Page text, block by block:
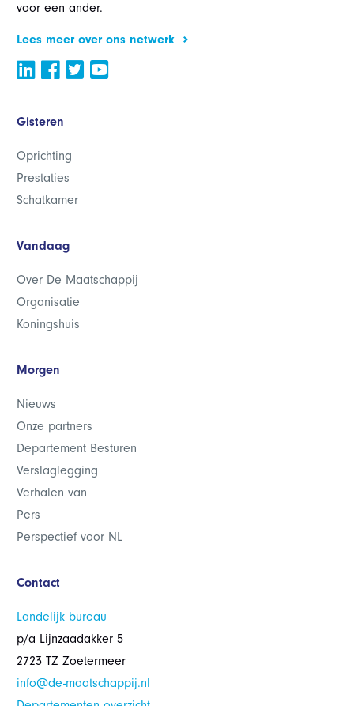
voor een ander.
Lees meer over ons netwerk
Gisteren
Oprichting
Prestaties
Schatkamer
Vandaag
Over De Maatschappij
Organisatie
Koningshuis
Morgen
Nieuws
Onze partners
Departement Besturen
Verslaglegging
Verhalen van
Pers
Perspectief voor NL
Contact
Landelijk bureau
p/a Lijnzaadakker 5
2723 TZ Zoetermeer
info@de-maatschappij.nl